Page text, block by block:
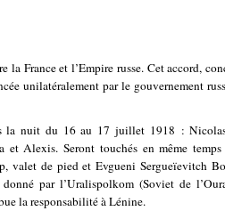
la France et l’Empire russe. Cet accord,
unilatéralement par le gouvernement
la nuit du 16 au 17 juillet 1918 :
et Alexis. Seront touchés en même
valet de pied et Evgueni Sergueïevitch
par l’Uralispolkom (Soviet de
la responsabilité à Lénine.